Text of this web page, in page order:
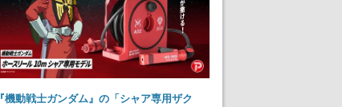
『機動戦士ガンダム』の「シャア専用ザク